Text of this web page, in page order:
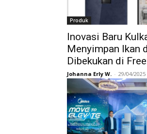
Produk
Inovasi Baru
Menyimpan Ikan
Dibekukan di
Johanna Erly W. - 29/04/2025